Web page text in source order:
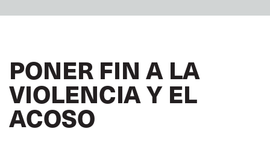
PONER FIN A LA
VIOLENCIA Y EL
ACOSO